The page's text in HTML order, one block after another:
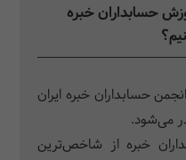
حسابداران خبره
حسابداران خبره ایران
می‌شود.
خبره از شاخص‌ترین